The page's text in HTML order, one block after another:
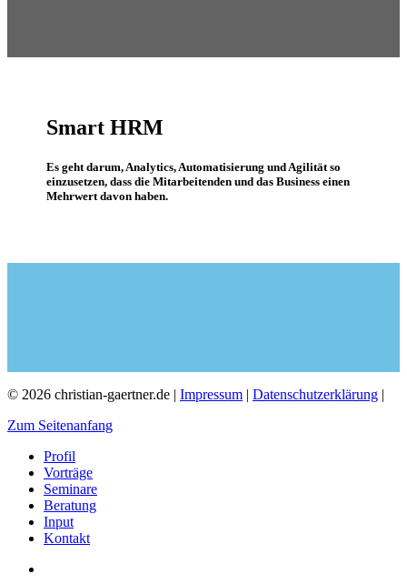
Smart HRM
Es geht darum, Analytics, Automatisierung und Agilität so
einzusetzen, dass die Mitarbeitenden und das Business einen
Mehrwert davon haben.
© 2026 christian-gaertner.de | Impressum | Datenschutzerklärung |
Zum Seitenanfang
Profil
Vorträge
Seminare
Beratung
Input
Kontakt